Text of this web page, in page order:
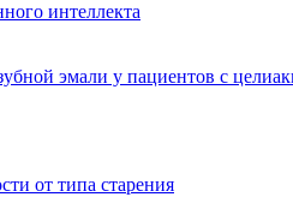
интеллекта
эмали у пациентов с
от типа старения